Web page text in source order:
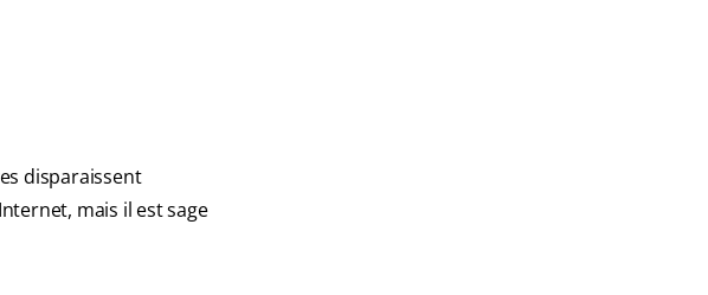
disparaissent
mais il est sage